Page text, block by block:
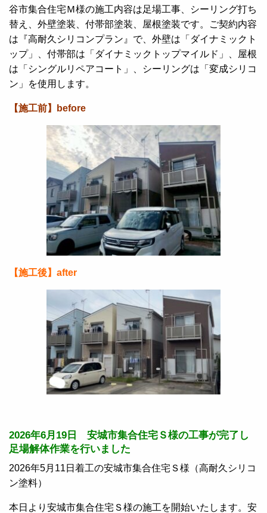
谷市集合住宅Ｍ様の施工内容は足場工事、シーリング打ち
替え、外壁塗装、付帯部塗装、屋根塗装です。ご契約内容
は『高耐久シリコンプラン』で、外壁は「ダイナミックト
ップ」、付帯部は「ダイナミックトップマイルド」、屋根
は「シングルリペアコート」、シーリングは「変成シリコ
ン」を使用します。
【施工前】before
【施工後】after
2026年6月19日 安城市集合住宅Ｓ様の工事が完了し
足場解体作業を行いました
2026年5月11日着工の安城市集合住宅Ｓ様（高耐久シリコ
ン塗料）
本日より安城市集合住宅Ｓ様の施工を開始いたします。安